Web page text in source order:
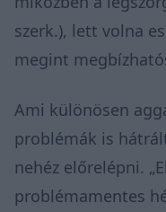
szerk.), lett volna
megint
Ami különösen
problémák is
nehéz előrelépni.
problémamentes